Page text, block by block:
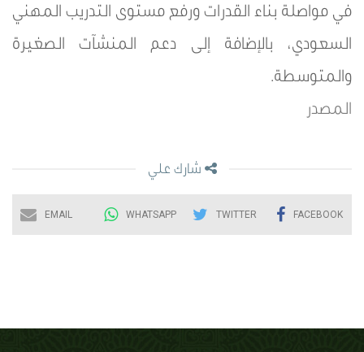
في مواصلة بناء القدرات ورفع مستوى التدريب المهني
السعودي، بالإضافة إلى دعم المنشآت الصغيرة
والمتوسطة.
المصدر
شارك علي
FACEBOOK
TWITTER
WHATSAPP
EMAIL